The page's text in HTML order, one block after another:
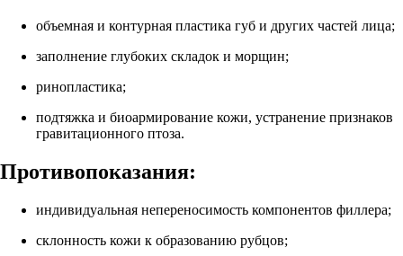
объемная и контурная пластика губ и других частей лица;
заполнение глубоких складок и морщин;
ринопластика;
подтяжка и биоармирование кожи, устранение признаков
гравитационного птоза.
Противопоказания:
индивидуальная непереносимость компонентов филлера;
склонность кожи к образованию рубцов;